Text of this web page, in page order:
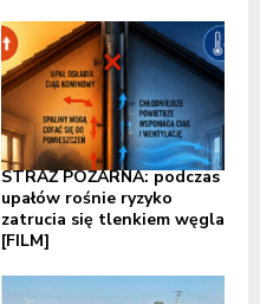
STRAŻ POŻARNA: podczas
upałów rośnie ryzyko
zatrucia się tlenkiem węgla
[FILM]